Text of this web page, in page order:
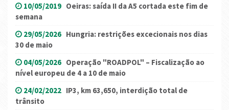
10/05/2019 Oeiras: saída II da A5 cortada este fim de
semana
29/05/2026 Hungria: restrições excecionais nos dias
30 de maio
04/05/2026 Operação "ROADPOL" – Fiscalização ao
nível europeu de 4 a 10 de maio
24/02/2022 IP3, km 63,650, interdição total de
trânsito